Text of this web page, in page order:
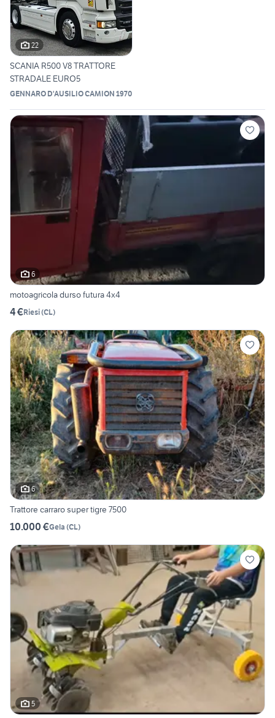
22
SCANIA R500 V8 TRATTORE
STRADALE EURO5
GENNARO D'AUSILIO CAMION 1970
6
motoagricola durso futura 4x4
4 €Riesi(CL)
6
Trattore carraro super tigre 7500
10.000 €Gela (CL)
5